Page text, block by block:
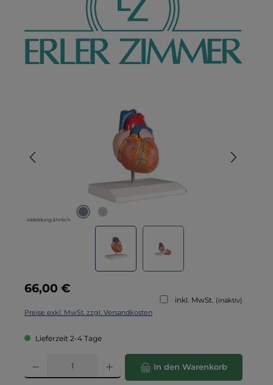
Abbildung ähnlich
Regulärer Preis:
66,00 €
inkl. MwSt. (inaktiv)
Preise exkl. MwSt. zzgl. Versandkosten
Lieferzeit 2-4 Tage
Produkt Anzahl: Gib den gewünschten Wert ein oder benutze die
In den Warenkorb